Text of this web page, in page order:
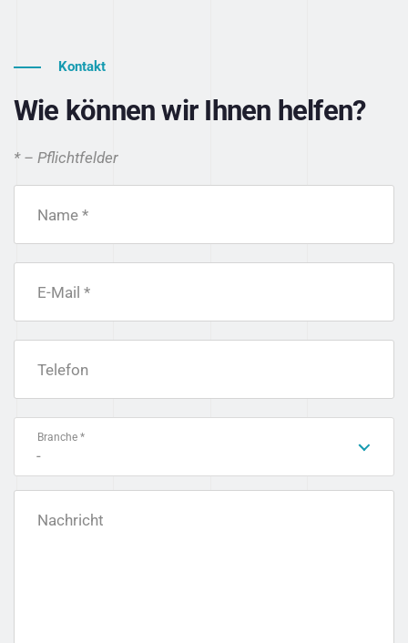
Kontakt
Wie können wir Ihnen helfen?
* – Pflichtfelder
Name *
E-Mail *
Telefon
Branche *
-
Nachricht